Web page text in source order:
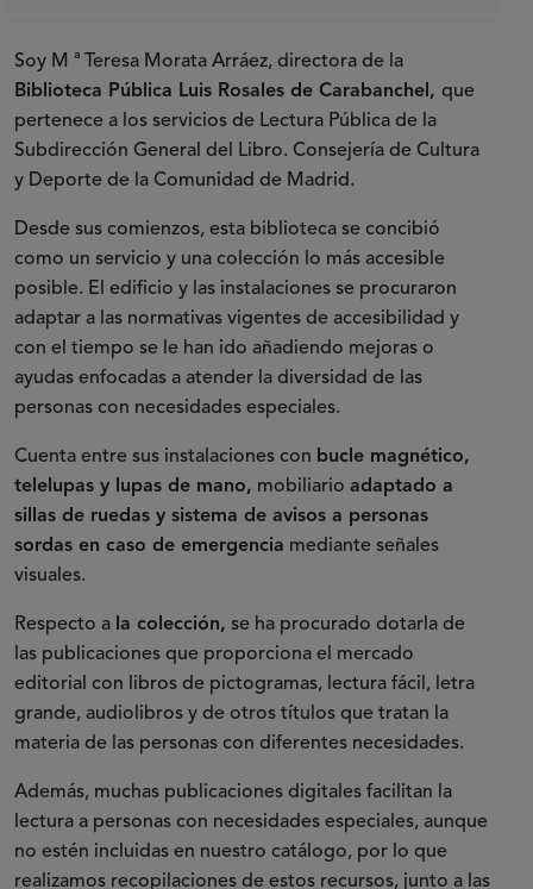
Soy M ª Teresa Morata Arráez, directora de la
Biblioteca Pública Luis Rosales de Carabanchel, que
pertenece a los servicios de Lectura Pública de la
Subdirección General del Libro. Consejería de Cultura
y Deporte de la Comunidad de Madrid.
Desde sus comienzos, esta biblioteca se concibió
como un servicio y una colección lo más accesible
posible. El edificio y las instalaciones se procuraron
adaptar a las normativas vigentes de accesibilidad y
con el tiempo se le han ido añadiendo mejoras o
ayudas enfocadas a atender la diversidad de las
personas con necesidades especiales.
Cuenta entre sus instalaciones con bucle magnético,
telelupas y lupas de mano, mobiliario adaptado a
sillas de ruedas y sistema de avisos a personas
sordas en caso de emergencia mediante señales
visuales.
Respecto a la colección, se ha procurado dotarla de
las publicaciones que proporciona el mercado
editorial con libros de pictogramas, lectura fácil, letra
grande, audiolibros y de otros títulos que tratan la
materia de las personas con diferentes necesidades.
Además, muchas publicaciones digitales facilitan la
lectura a personas con necesidades especiales, aunque
no estén incluidas en nuestro catálogo, por lo que
realizamos recopilaciones de estos recursos, junto a las